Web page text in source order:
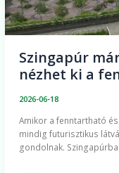
Szingapúr
nézhet ki a
2026-06-18
Amikor a fenntartható
mindig futurisztikus
gondolnak.